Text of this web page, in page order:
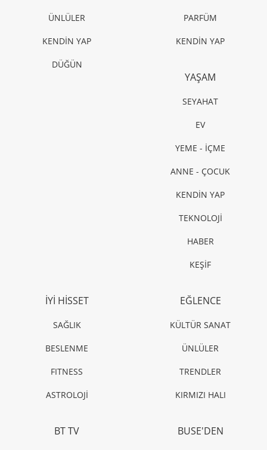
ÜNLÜLER
KENDİN YAP
DÜĞÜN
PARFÜM
KENDİN YAP
YAŞAM
SEYAHAT
EV
YEME - İÇME
ANNE - ÇOCUK
KENDİN YAP
TEKNOLOJİ
HABER
KEŞİF
İYİ HİSSET
SAĞLIK
BESLENME
FITNESS
ASTROLOJİ
EĞLENCE
KÜLTÜR SANAT
ÜNLÜLER
TRENDLER
KIRMIZI HALI
BT TV BUSE'DEN